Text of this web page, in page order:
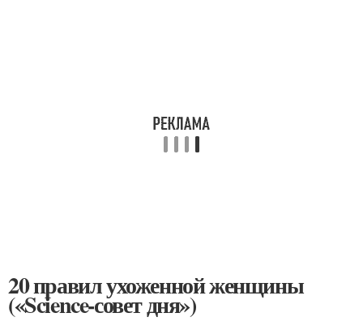
20 правил ухоженной женщины
(«Science-совет дня»)